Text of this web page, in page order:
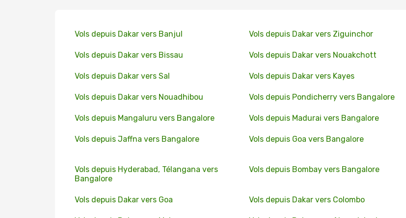
Vols depuis Dakar vers Banjul Vols depuis Dakar vers Ziguinchor
Vols depuis Dakar vers Bissau Vols depuis Dakar vers Nouakchott
Vols depuis Dakar vers Sal Vols depuis Dakar vers Kayes
Vols depuis Dakar vers Nouadhibou Vols depuis Pondicherry vers Bangalore
Vols depuis Mangaluru vers Bangalore Vols depuis Madurai vers Bangalore
Vols depuis Jaffna vers Bangalore Vols depuis Goa vers Bangalore
Vols depuis Hyderabad, Télangana vers
Bangalore
Vols depuis Bombay vers Bangalore
Vols depuis Dakar vers Goa Vols depuis Dakar vers Colombo